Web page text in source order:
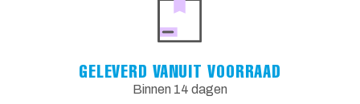
GELEVERD VANUIT VOORRAAD
Binnen 14 dagen